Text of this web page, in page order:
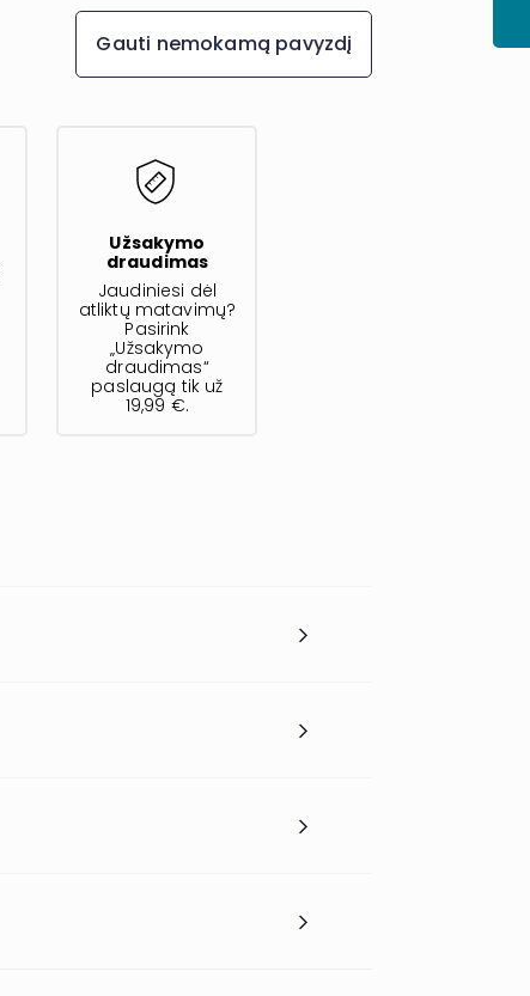
Gauti nemokamą pavyzdį
Užsakymo
draudimas
Jaudiniesi dėl
atliktų matavimų?
Pasirink
„Užsakymo
draudimas“
paslaugą tik už
19,99 €.